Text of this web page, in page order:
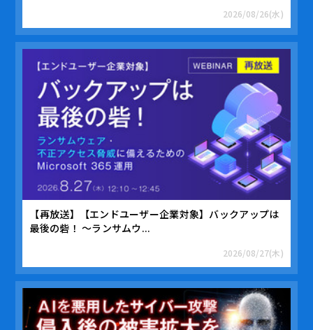
2026/08/26(水)
【再放送】【エンドユーザー企業対象】バックアップは
最後の砦！ ～ランサムウ...
2026/08/27(木)